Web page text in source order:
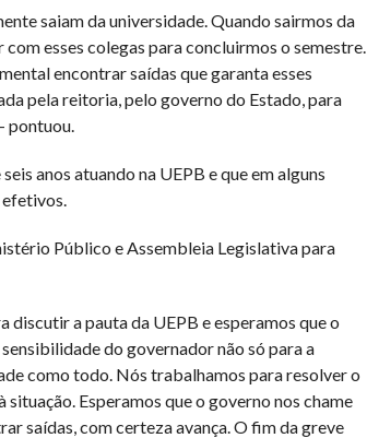
saiam da universidade. Quando sairmos da
esses colegas para concluirmos o semestre.
encontrar saídas que garanta esses
pela reitoria, pelo governo do Estado, para
pontuou.
anos atuando na UEPB e que em alguns
Público e Assembleia Legislativa para
discutir a pauta da UEPB e esperamos que o
do governador não só para a
como todo. Nós trabalhamos para resolver o
Esperamos que o governo nos chame
saídas, com certeza avança. O fim da greve